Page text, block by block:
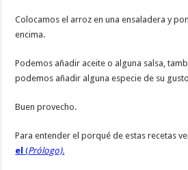
Colocamos el arroz en una ensaladera y
encima.
Podemos añadir aceite o alguna salsa,
podemos añadir alguna especie de su
Buen provecho.
Para entender el porqué de estas recetas
el(Prólogo).